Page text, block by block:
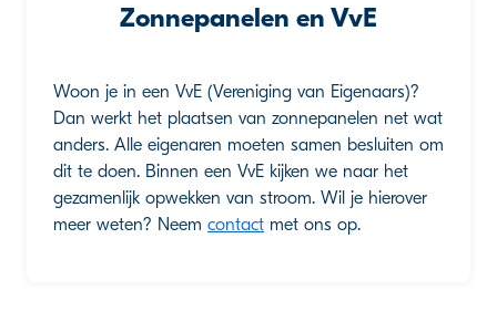
Zonnepanelen en VvE
Woon je in een VvE (Vereniging van Eigenaars)?
Dan werkt het plaatsen van zonnepanelen net wat
anders. Alle eigenaren moeten samen besluiten om
dit te doen. Binnen een VvE kijken we naar het
gezamenlijk opwekken van stroom. Wil je hierover
meer weten? Neem contact met ons op.